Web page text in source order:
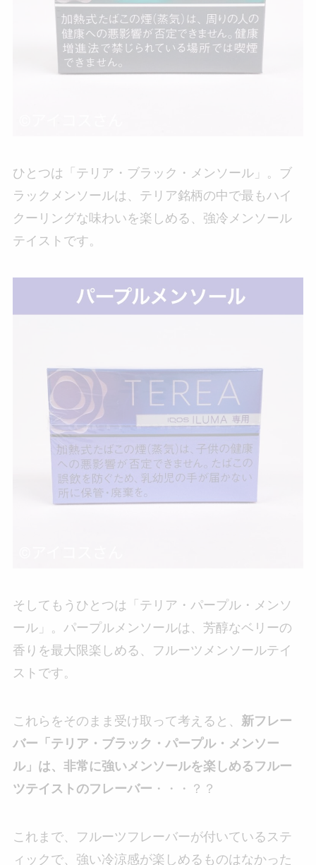
ひとつは「テリア・ブラック・メンソール」。ブ
ラックメンソールは、テリア銘柄の中で最もハイ
クーリングな味わいを楽しめる、強冷メンソール
テイストです。
そしてもうひとつは「テリア・パープル・メンソ
ール」。パープルメンソールは、芳醇なベリーの
香りを最大限楽しめる、フルーツメンソールテイ
ストです。
これらをそのまま受け取って考えると、 新フレー
バー「テリア・ブラック・パープル・メンソー
ル」は、非常に強いメンソールを楽しめるフルー
ツテイストのフレーバー ・・・？？
これまで、フルーツフレーバーが付いているステ
ィックで、強い冷涼感が楽しめるものはなかった